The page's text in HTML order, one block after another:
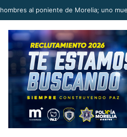
al caer de azotea en la colonia